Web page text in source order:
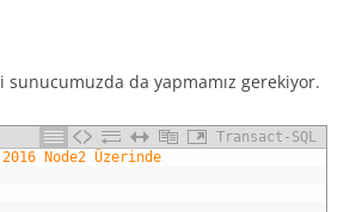
sunucumuzda da yapmamız gerekiyor.
Transact-SQL
Node2 Üzerinde